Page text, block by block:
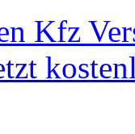
Kfz